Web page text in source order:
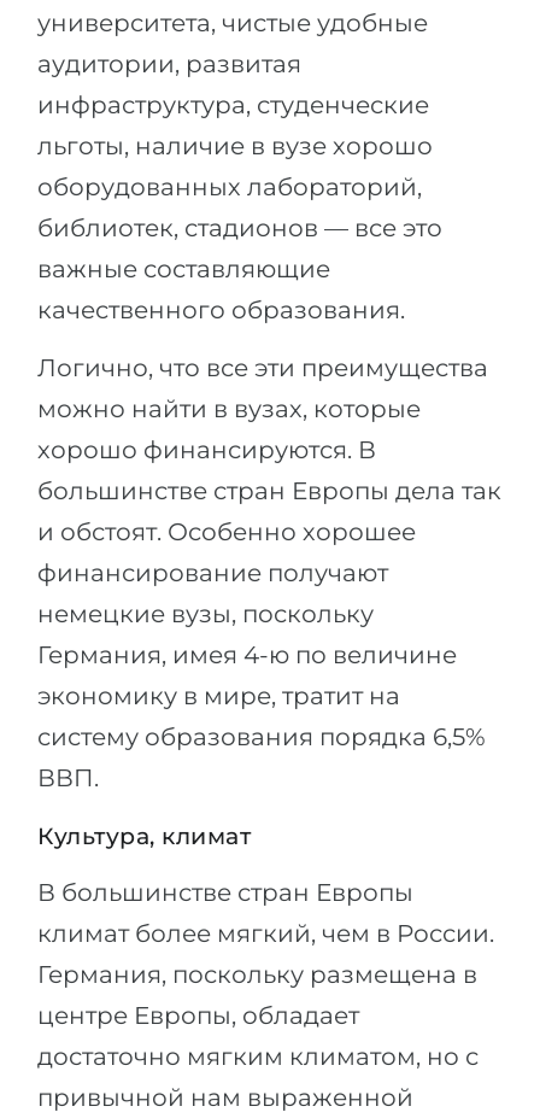
университета, чистые удобные
аудитории, развитая
инфраструктура, студенческие
льготы, наличие в вузе хорошо
оборудованных лабораторий,
библиотек, стадионов — все это
важные составляющие
качественного образования.
Логично, что все эти преимущества
можно найти в вузах, которые
хорошо финансируются. В
большинстве стран Европы дела так
и обстоят. Особенно хорошее
финансирование получают
немецкие вузы, поскольку
Германия, имея 4-ю по величине
экономику в мире, тратит на
систему образования порядка 6,5%
ВВП.
Культура, климат
В большинстве стран Европы
климат более мягкий, чем в России.
Германия, поскольку размещена в
центре Европы, обладает
достаточно мягким климатом, но с
привычной нам выраженной